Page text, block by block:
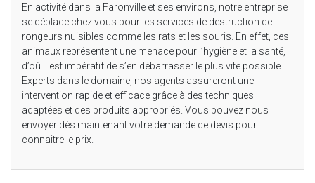
En activité dans la Faronville et ses environs, notre entreprise
se déplace chez vous pour les services de destruction de
rongeurs nuisibles comme les rats et les souris. En effet, ces
animaux représentent une menace pour l’hygiène et la santé,
d’où il est impératif de s’en débarrasser le plus vite possible.
Experts dans le domaine, nos agents assureront une
intervention rapide et efficace grâce à des techniques
adaptées et des produits appropriés. Vous pouvez nous
envoyer dès maintenant votre demande de devis pour
connaitre le prix.